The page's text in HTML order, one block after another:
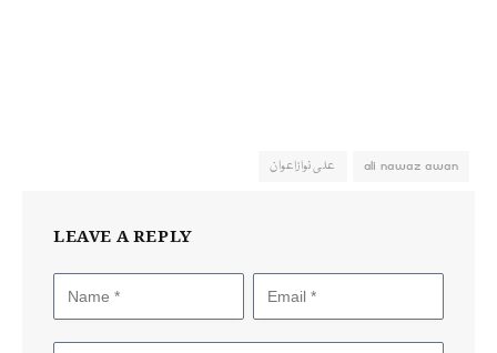
ali nawaz awan علی نوازاعوان
LEAVE A REPLY